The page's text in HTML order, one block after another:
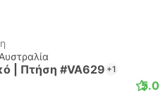
| Πτήση #VA629 +1
5.0